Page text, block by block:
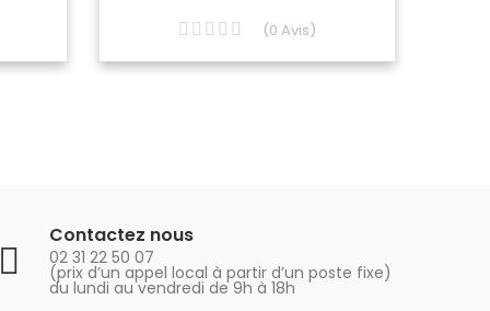
(0 Avis)
Contactez nous
02 31 22 50 07
(prix d’un appel local à partir d’un poste fixe)
du lundi au vendredi de 9h à 18h